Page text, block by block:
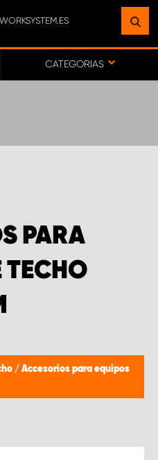
CATEGORIAS
PARA
TECHO
/ Accesorios para equipos
INSTALACIÓN
USTED